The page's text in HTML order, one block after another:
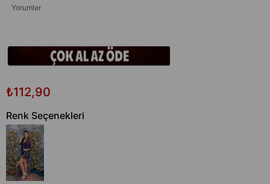
Yorumlar
₺112,90
Renk Seçenekleri
Tükendi